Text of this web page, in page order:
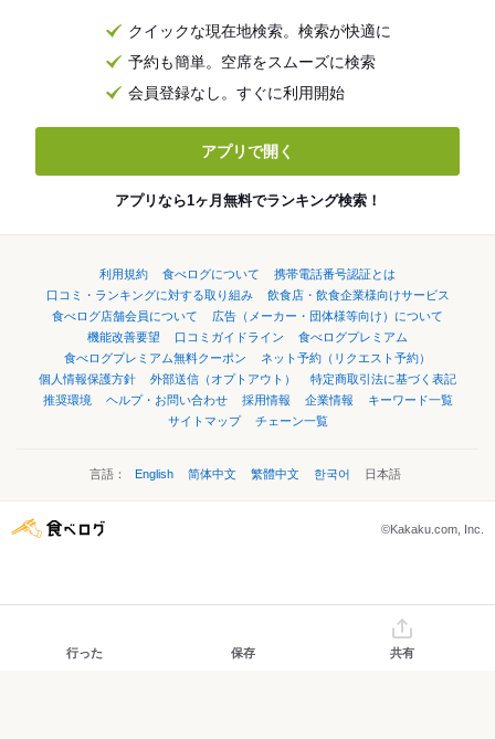
クイックな現在地検索。検索が快適に
予約も簡単。空席をスムーズに検索
会員登録なし。すぐに利用開始
アプリで開く
アプリなら1ヶ月無料でランキング検索！
利用規約 食べログについて
携帯電話番号認証とは
口コミ・ランキングに対する取り組み
飲食店・飲食企業様向けサービス
食べログ店舗会員について
広告（メーカー・団体様等向け）について
機能改善要望
口コミガイドライン
食べログプレミアム
食べログプレミアム無料クーポン
ネット予約（リクエスト予約）
個人情報保護方針
外部送信（オプトアウト）
特定商取引法に基づく表記
推奨環境
ヘルプ・お問い合わせ 採用情報 企業情報
キーワード一覧
サイトマップ
チェーン一覧
言語： English 简体中文 繁體中文 한국어 日本語
©Kakaku.com, Inc.
行った 保存 共有